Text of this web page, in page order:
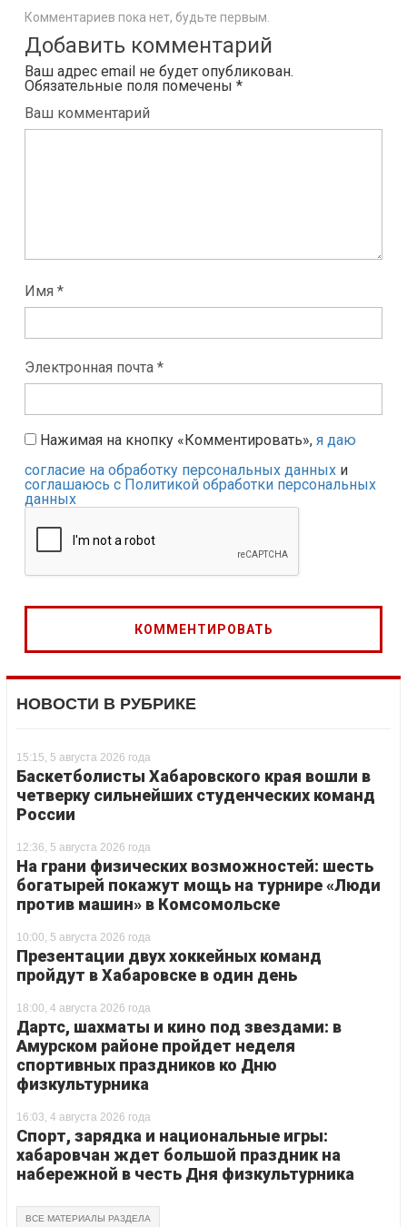
Комментариев пока нет, будьте первым.
Добавить комментарий
Ваш адрес email не будет опубликован.
Обязательные поля помечены *
Ваш комментарий
Имя *
Электронная почта *
Нажимая на кнопку «Комментировать», я даю
согласие на обработку персональных данных и
соглашаюсь с Политикой обработки персональных
данных
НОВОСТИ В РУБРИКЕ
15:15, 5 августа 2026 года
Баскетболисты Хабаровского края вошли в
четверку сильнейших студенческих команд
России
12:36, 5 августа 2026 года
На грани физических возможностей: шесть
богатырей покажут мощь на турнире «Люди
против машин» в Комсомольске
10:00, 5 августа 2026 года
Презентации двух хоккейных команд
пройдут в Хабаровске в один день
18:00, 4 августа 2026 года
Дартс, шахматы и кино под звездами: в
Амурском районе пройдет неделя
спортивных праздников ко Дню
физкультурника
16:03, 4 августа 2026 года
Спорт, зарядка и национальные игры:
хабаровчан ждет большой праздник на
набережной в честь Дня физкультурника
ВСЕ МАТЕРИАЛЫ РАЗДЕЛА